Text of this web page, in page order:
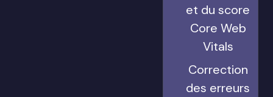
et du score
Core Web
Vitals
Correction
des erreurs